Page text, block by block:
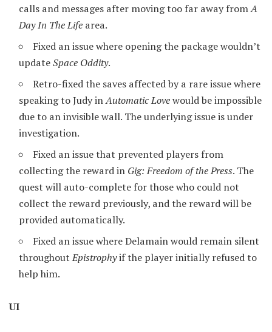
calls and messages after moving too far away fromA
Day In The Life area.
Fixed an issue where opening the package wouldn’t
updateSpace Oddity.
Retro-fixed the saves affected by a rare issue where
speaking to Judy inAutomatic Lovewould be impossible
due to an invisible wall. The underlying issue is under
investigation.
Fixed an issue that prevented players from
collecting the reward in Gig: Freedom of the Press. The
quest will auto-complete for those who could not
collect the reward previously, and the reward will be
provided automatically.
Fixed an issue where Delamain would remain silent
throughoutEpistrophyif the player initially refused to
help him.
UI